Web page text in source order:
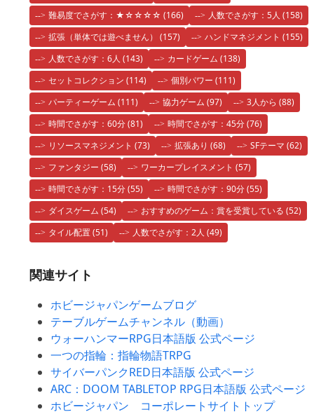
難易度でさがす：★☆☆☆☆ (166) 人数でさがす：5人 (158)
拡張（単体では遊べません） (157) ハンドマネジメント (155)
人数でさがす：6人 (143) カードゲーム (138)
セットコレクション (114) 個別パワー (111)
パーティーゲーム (111) 協力ゲーム (97) 3人から (88)
時間でさがす：60分(81) 時間でさがす：45分(76)
リソースマネジメント (73) 拡張あり (68) SFテーマ (62)
ファンタジー (58) ワーカープレイスメント (57)
時間でさがす：15分(55) 時間でさがす：90分(55)
ダイスゲーム (54) おすすめのゲーム：賞を受賞している (52)
タイル配置(51) 人数でさがす：2人 (49)
関連サイト
ホビージャパンゲームブログ
テーブルゲームチャンネル（動画）
ウォーハンマーRPG日本語版 公式ページ
一つの指輪：指輪物語TRPG
サイバーパンクRED日本語版 公式ページ
ARC：DOOM TABLETOP RPG日本語版 公式ページ
ホビージャパン コーポレートサイトトップ